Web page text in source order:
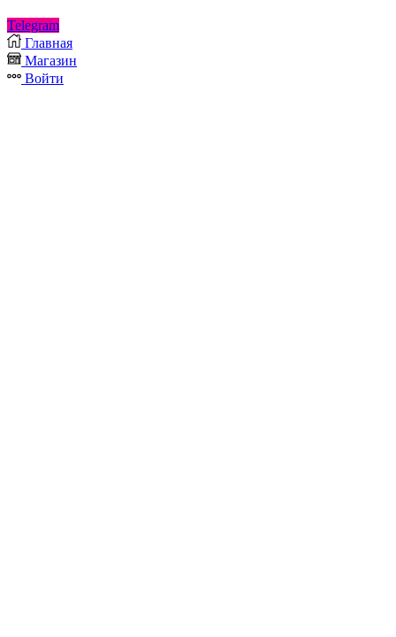
Telegram
Главная
Магазин
Войти